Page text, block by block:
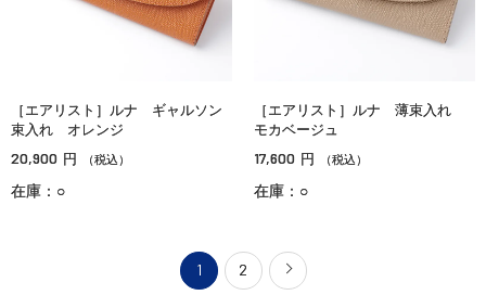
［エアリスト］ルナ ギャルソン
束入れ オレンジ
20,900 円 （税込）
在庫：○
［エアリスト］ルナ 薄束入れ
モカベージュ
17,600 円 （税込）
在庫：○
1 2